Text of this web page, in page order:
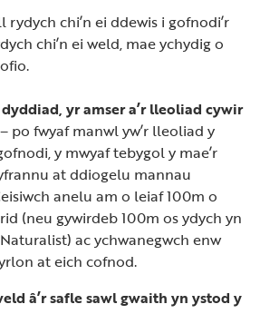
rydych chi’n ei ddewis i gofnodi’r
chi’n ei weld, mae ychydig o
yr amser a’r lleoliad cywir
po fwyaf manwl yw’r lleoliad y
y mwyaf tebygol y mae’r
at ddiogelu mannau
anelu am o leiaf 100m o
(neu gywirdeb 100m os ydych yn
ac ychwanegwch enw
at eich cofnod.
â’r safle sawl gwaith yn ystod y